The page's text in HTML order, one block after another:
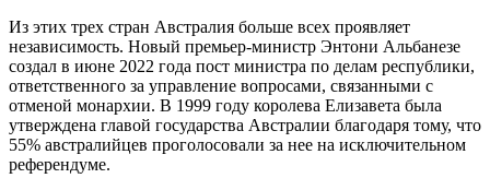
Из этих трех стран Австралия больше всех проявляет
независимость. Новый премьер-министр Энтони Альбанезе
создал в июне 2022 года пост министра по делам республики,
ответственного за управление вопросами, связанными с
отменой монархии. В 1999 году королева Елизавета была
утверждена главой государства Австралии благодаря тому, что
55% австралийцев проголосовали за нее на исключительном
референдуме.